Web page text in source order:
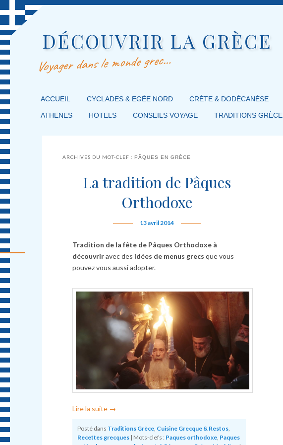
DÉCOUVRIR LA GRÈCE
Voyager dans le monde grec…
MENU PRINCIPAL
MASQUER LA NAVIGATION PRINCIPALE
MASQUER LA NAVIGATION SECONDAIRE
ACCUEIL CYCLADES & EGÉE NORD CRÈTE & DODÉCANÈSE
ATHENES HOTELS CONSEILS VOYAGE TRADITIONS GRÈCE
ARCHIVES DU MOT-CLEF :PÂQUES EN GRÈCE
La tradition de Pâques
Orthodoxe
13 avril 2014
Tradition de la fête de Pâques Orthodoxe à
découvriravec des idées de menus grecs que vous
pouvez vous aussi adopter.
Lire la suite →
Posté dans Traditions Grèce, Cuisine Grecque & Restos,
Recettes grecques | Mots-clefs : Paques orthodoxe, Paques